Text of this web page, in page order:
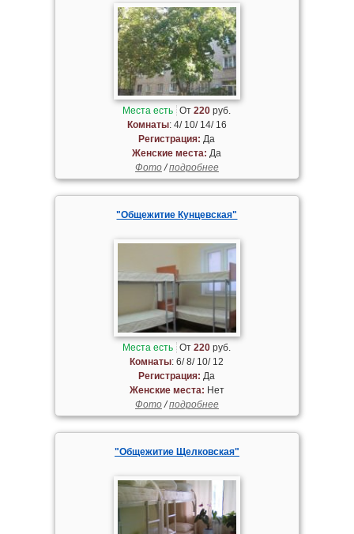
Места есть От220 руб.
Комнаты: 4/ 10/ 14/ 16
Регистрация: Да
Женские места: Да
Фото/подробнее
"Общежитие Кунцевская"
Места есть От220 руб.
Комнаты: 6/ 8/ 10/ 12
Регистрация: Да
Женские места: Нет
Фото/подробнее
"Общежитие Щелковская"